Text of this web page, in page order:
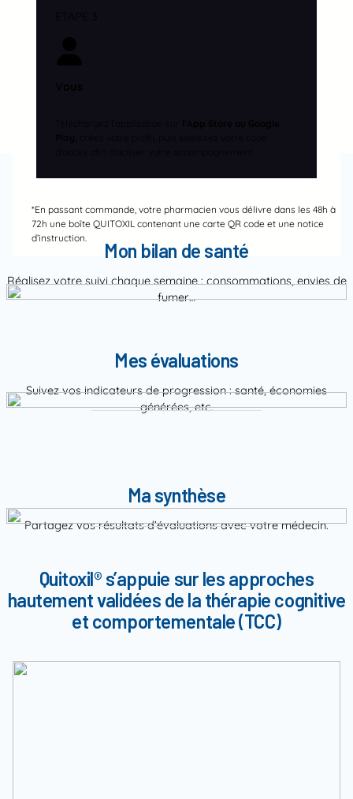
*En passant commande, votre pharmacien vous délivre dans les 48h à
72h une boîte QUITOXIL contenant une carte QR code et une notice
d’instruction.
Mon bilan de santé
Réalisez votre suivi chaque semaine : consommations, envies de
fumer…
Mes évaluations
Suivez vos indicateurs de progression : santé, économies
générées, etc.
Ma synthèse
Partagez vos résultats d’évaluations avec votre médecin.
Quitoxil® s’appuie sur les approches
hautement validées de la thérapie cognitive
et comportementale (TCC)